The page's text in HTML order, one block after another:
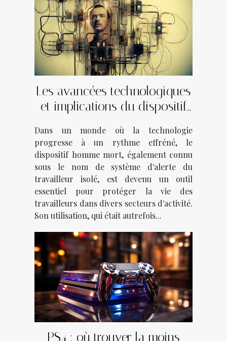
Les avancées technologiques
et implications du dispositif
Dans un monde où la technologie
progresse à un rythme effréné, le
dispositif homme mort, également connu
sous le nom de système d'alerte du
travailleur isolé, est devenu un outil
essentiel pour protéger la vie des
travailleurs dans divers secteurs d'activité.
Son utilisation, qui était autrefois...
PS4 : où trouver la moins